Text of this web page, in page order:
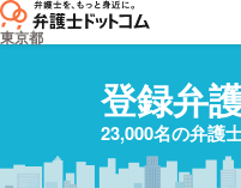
東京都
登録弁
23,000名の弁護